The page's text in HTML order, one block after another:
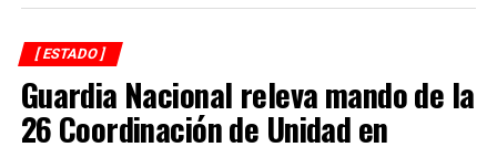
reforzar la presencia del partido en el territorio.
Asimismo, señaló que se impulsará la integración de los
mejores cuadros del PT para que participen en las
encuestas internas y tengan la posibilidad de encabezar
[ ESTADO ]
Guardia Nacional releva mando de la
26 Coordinación de Unidad en